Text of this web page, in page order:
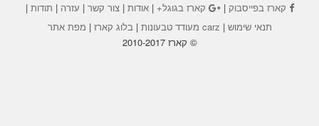
קארז בפייסבוק| קארז בגוגל+|אודות |צור קשר | עזרה | תודות |
תנאי שימוש | carz מעודד טבעונות |בלוג קארז | מפת אתר
© קארז 2010-2017